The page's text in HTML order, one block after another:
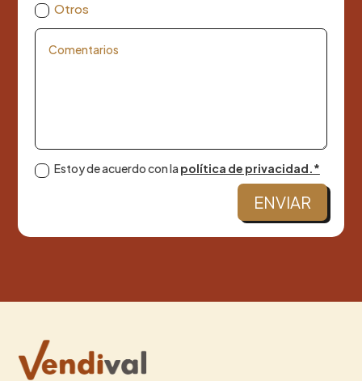
Otros
Estoy de acuerdo con la política de privacidad.*
ENVIAR